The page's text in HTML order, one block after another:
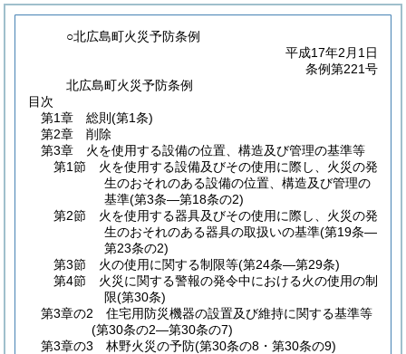
○北広島町火災予防条例
平成17年2月1日
条例第221号
北広島町火災予防条例
目次
第1章
総則 (第1条)
第2章
削除
第3章
火を使用する設備の位置、構造及び管理の基準等
第1節
火を使用する設備及びその使用に際し、火災の発
生のおそれのある設備の位置、構造及び管理の
基準(第3条―第18条の2)
第2節
火を使用する器具及びその使用に際し、火災の発
生のおそれのある器具の取扱いの基準(第19条―
第23条の2)
第3節
火の使用に関する制限等(第24条―第29条)
第4節
火災に関する警報の発令中における火の使用の制
限(第30条)
第3章の2
住宅用防災機器の設置及び維持に関する基準等
(第30条の2―第30条の7)
第3章の3
林野火災の予防(第30条の8・第30条の9)